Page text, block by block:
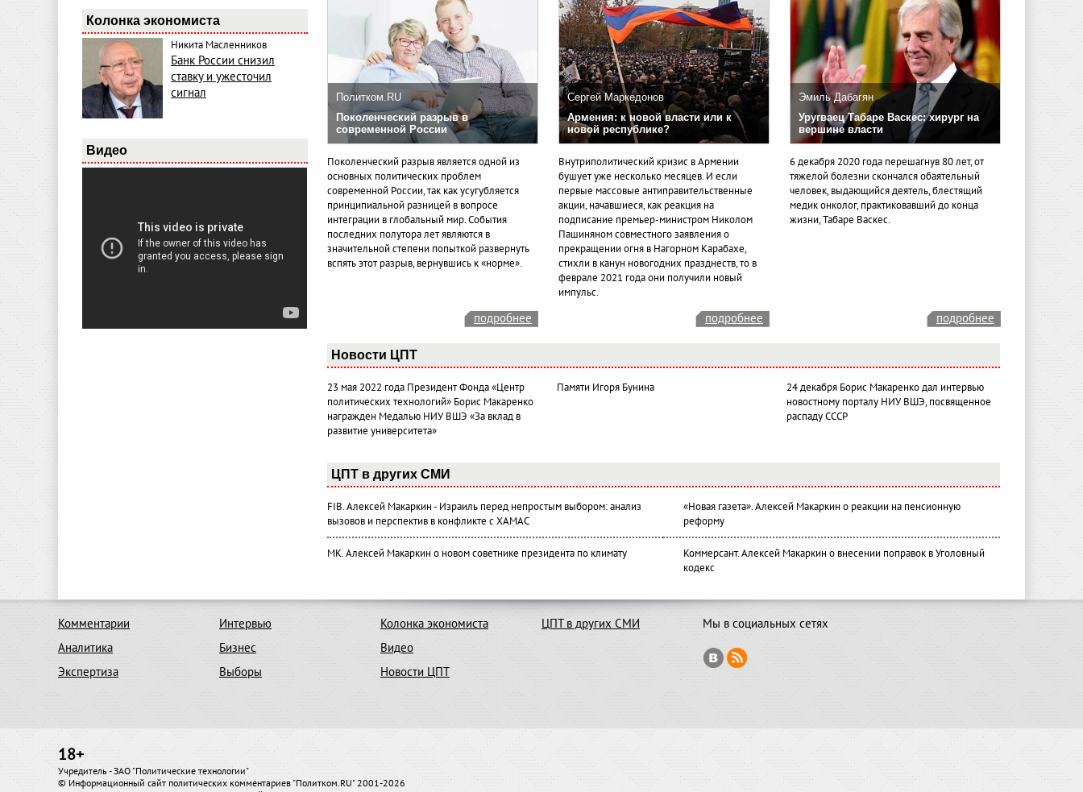
Колонка экономиста
Никита Масленников
Банк России снизил
ставку и ужесточил
сигнал
Видео
Политком.RU
Поколенческий разрыв в
современной России
Поколенческий разрыв является одной из
основных политических проблем
современной России, так как усугубляется
принципиальной разницей в вопросе
интеграции в глобальный мир. События
последних полутора лет являются в
значительной степени попыткой развернуть
вспять этот разрыв, вернувшись к «норме».
Сергей Маркедонов
Армения: к новой власти или к
новой республике?
Внутриполитический кризис в Армении
бушует уже несколько месяцев. И если
первые массовые антиправительственные
акции, начавшиеся, как реакция на
подписание премьер-министром Николом
Пашиняном совместного заявления о
прекращении огня в Нагорном Карабахе,
стихли в канун новогодних празднеств, то в
феврале 2021 года они получили новый
импульс.
Эмиль Дабагян
Уругваец Табаре Васкес: хирург на
вершине власти
6 декабря 2020 года перешагнув 80 лет, от
тяжелой болезни скончался обаятельный
человек, выдающийся деятель, блестящий
медик онколог, практиковавший до конца
жизни, Табаре Васкес.
подробнее подробнее подробнее
Новости ЦПТ
23 мая 2022 года Президент Фонда «Центр
политических технологий» Борис Макаренко
награжден Медалью НИУ ВШЭ «За вклад в
развитие университета»
Памяти Игоря Бунина
24 декабря Борис Макаренко дал интервью
новостному порталу НИУ ВШЭ, посвященное
распаду СССР
ЦПТ в других СМИ
FIB. Алексей Макаркин - Израиль перед непростым выбором: анализ
вызовов и перспектив в конфликте с ХАМАС
«Новая газета». Алексей Макаркин о реакции на пенсионную
реформу
МК. Алексей Макаркин о новом советнике президента по климату
Коммерсант. Алексей Макаркин о внесении поправок в Уголовный
кодекс
Комментарии
Аналитика
Экспертиза
Интервью
Бизнес
Выборы
Колонка экономиста
Видео
Новости ЦПТ
ЦПТ в других СМИ Мы в социальных сетях
18+
Учредитель - ЗАО "Политические технологии"
© Информационный сайт политических комментариев "Политком.RU" 2001-2026